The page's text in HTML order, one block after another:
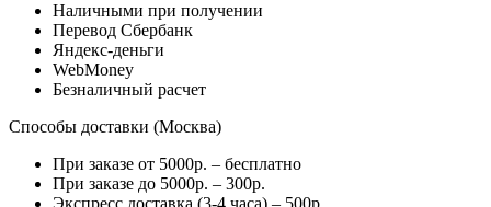
Наличными при получении
Перевод Сбербанк
Яндекс-деньги
WebMoney
Безналичный расчет
Способы доставки (Москва)
При заказе от 5000р. – бесплатно
При заказе до 5000р. – 300р.